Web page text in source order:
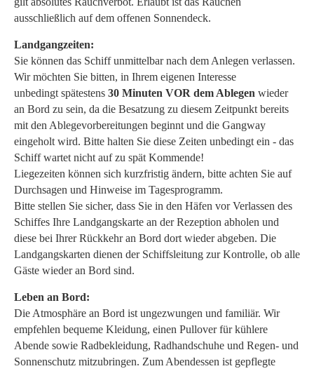
ausschließlich auf dem offenen Sonnendeck.
Landgangzeiten:
Sie können das Schiff unmittelbar nach dem Anlegen verlassen.
Wir möchten Sie bitten, in Ihrem eigenen Interesse
unbedingt spätestens 30 Minuten VOR dem Ablegen wieder
an Bord zu sein, da die Besatzung zu diesem Zeitpunkt bereits
mit den Ablegevorbereitungen beginnt und die Gangway
eingeholt wird. Bitte halten Sie diese Zeiten unbedingt ein - das
Schiff wartet nicht auf zu spät Kommende!
Liegezeiten können sich kurzfristig ändern, bitte achten Sie auf
Durchsagen und Hinweise im Tagesprogramm.
Bitte stellen Sie sicher, dass Sie in den Häfen vor Verlassen des
Schiffes Ihre Landgangskarte an der Rezeption abholen und
diese bei Ihrer Rückkehr an Bord dort wieder abgeben. Die
Landgangskarten dienen der Schiffsleitung zur Kontrolle, ob alle
Gäste wieder an Bord sind.
Leben an Bord:
Die Atmosphäre an Bord ist ungezwungen und familiär. Wir
empfehlen bequeme Kleidung, einen Pullover für kühlere
Abende sowie Radbekleidung, Radhandschuhe und Regen- und
Sonnenschutz mitzubringen. Zum Abendessen ist gepflegte